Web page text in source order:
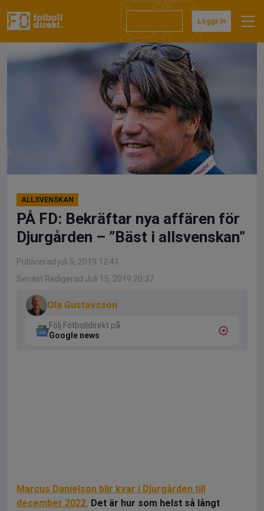
till
Logga in
ALLSVENSKAN
PÅ FD: Bekräftar nya affären för
Djurgården – ”Bäst i allsvenskan”
Publicerad juli 5, 2019 12:41
Senast Redigerad Juli 15, 2019 20:37
Ola Gustavsson
Följ Fotbolldirekt på
Google news
Marcus Danielson blir kvar i Djurgården till
december 2022. Det är hur som helst så långt